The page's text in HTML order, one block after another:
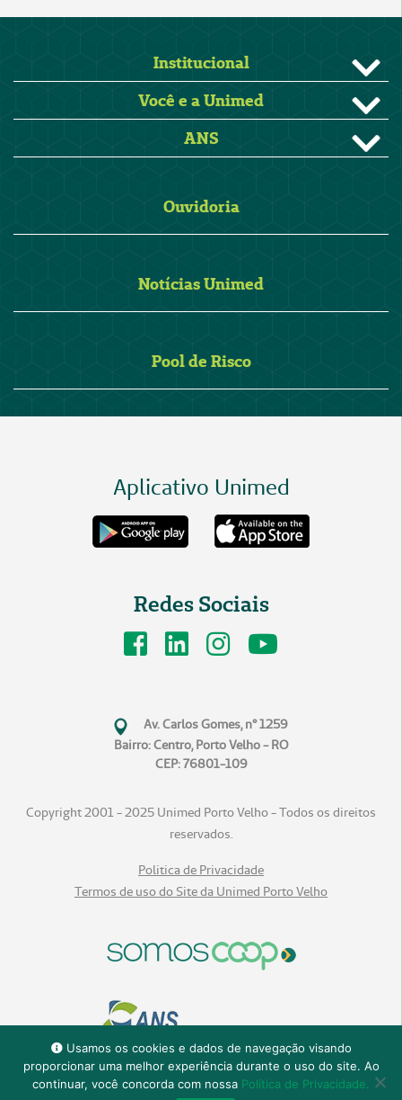
Usamos os cookies e dados de navegação visando
proporcionar uma melhor experiência durante o uso do site. Ao
continuar, você concorda com nossa Política de Privacidade.
Institucional
Você e a Unimed
ANS
Ouvidoria
Notícias Unimed
Pool de Risco
Aplicativo Unimed
Redes Sociais
Av. Carlos Gomes, n° 1259
Bairro: Centro, Porto Velho - RO
CEP: 76801-109
Copyright 2001 - 2025 Unimed Porto Velho - Todos os direitos
reservados.
Politica de Privacidade
Termos de uso do Site da Unimed Porto Velho